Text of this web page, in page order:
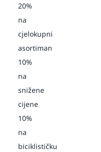
20%
na
cjelokupni
asortiman
10%
na
snižene
cijene
10%
na
biciklističku